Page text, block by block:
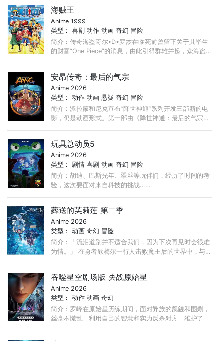
海贼王
Anime 1999
类型：喜剧 动作 动画 奇幻 冒险
简介：传奇海盗哥尔•D•罗杰在临死前曾留下关于其毕生
的财富“One Piece”的消息，由此引得群雄并起，众海盗
安昂传奇：最后的气宗
Anime 2026
类型：动作 动画 悬疑 奇幻 冒险
简介：派拉蒙和尼克宣布“降世神通”系列开发三部新的电
影，仍是动画形式。第一部由《降世神通：最后的气宗》
玩具总动员5
Anime 2026
类型： 剧情 喜剧 动画 奇幻 冒险
简介：胡迪、巴斯光年、翠丝等玩伴们，经历了时间的考
验，这次要面对来自科技的挑战……
葬送的芙莉莲 第二季
Anime 2026
类型：动画 奇幻 冒险
简介：「流泪道别并不适合我们，因为下次再见时会很难
为情。」 在勇者欣梅尔一行人击败魔王后的世界中，与
吞噬星空剧场版 决战原始星
Anime 2026
类型：动作 动画 奇幻
简介：罗峰在原始星历练期间，面对异族的觊觎和围剿，
丝毫不慌乱，利用自己的智慧和实力反杀对方，维护了人